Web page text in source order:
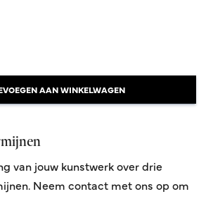
AAN WINKELWAGEN
van jouw kunstwerk over drie
Neem contact met ons op om